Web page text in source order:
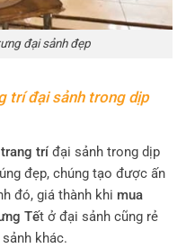
đại sảnh đẹp
trí đại sảnh trong dịp
trí đại sảnh trong dịp
đẹp, chúng tạo được ấn
đó, giá thành khi mua
Tết ở đại sảnh cũng rẻ
khác.